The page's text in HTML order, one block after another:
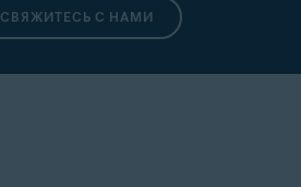
СВЯЖИТЕСЬ С НАМИ